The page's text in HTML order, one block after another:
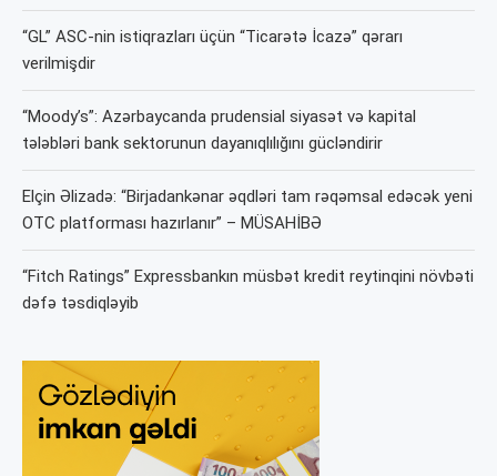
“GL” ASC-nin istiqrazları üçün “Ticarətə İcazə” qərarı
verilmişdir
“Moody’s”: Azərbaycanda prudensial siyasət və kapital
tələbləri bank sektorunun dayanıqlılığını gücləndirir
Elçin Əlizadə: “Birjadankənar əqdləri tam rəqəmsal edəcək yeni
OTC platforması hazırlanır” – MÜSAHİBƏ
“Fitch Ratings” Expressbankın müsbət kredit reytinqini növbəti
dəfə təsdiqləyib